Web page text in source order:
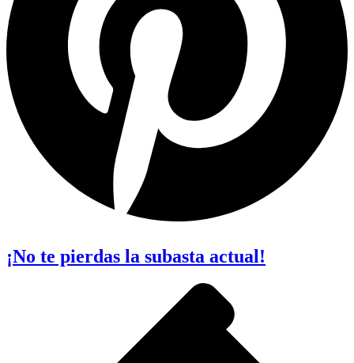
¡No te pierdas la subasta actual!